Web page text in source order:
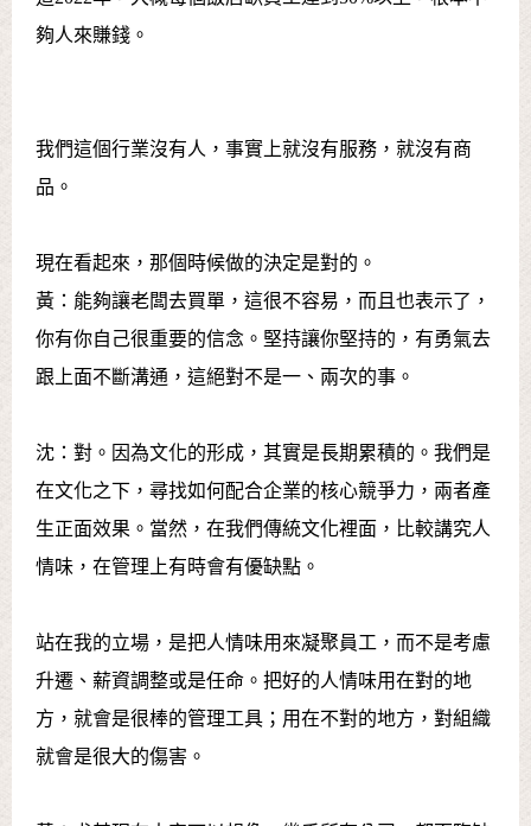
夠人來賺錢。
我們這個行業沒有人，事實上就沒有服務，就沒有商
品。
現在看起來，那個時候做的決定是對的。
黃：能夠讓老闆去買單，這很不容易，而且也表示了，
你有你自己很重要的信念。堅持讓你堅持的，有勇氣去
跟上面不斷溝通，這絕對不是一、兩次的事。
沈：對。因為文化的形成，其實是長期累積的。我們是
在文化之下，尋找如何配合企業的核心競爭力，兩者產
生正面效果。當然，在我們傳統文化裡面，比較講究人
情味，在管理上有時會有優缺點。
站在我的立場，是把人情味用來凝聚員工，而不是考慮
升遷、薪資調整或是任命。把好的人情味用在對的地
方，就會是很棒的管理工具；用在不對的地方，對組織
就會是很大的傷害。